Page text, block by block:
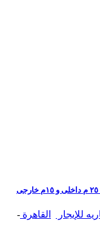
للإيجار القاهرة -